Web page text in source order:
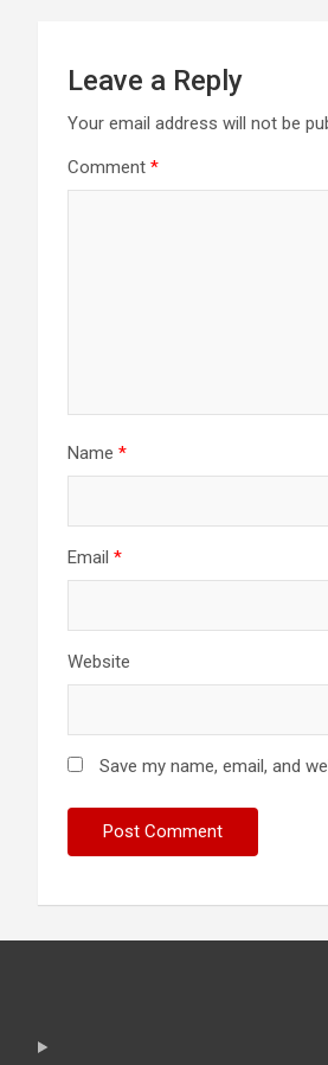
Leave a Reply
Your email address will not be
Comment *
Name *
Email *
Website
Save my name, email, and